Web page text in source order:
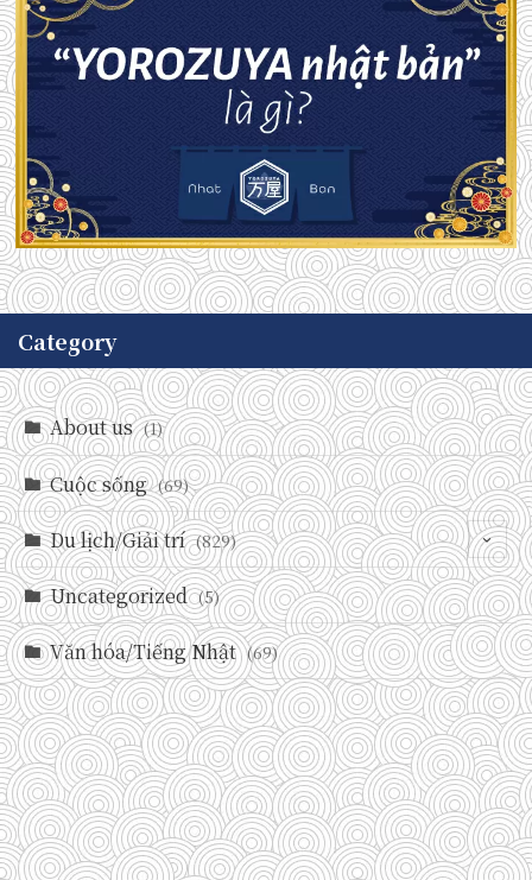
Category
About us (1)
Cuộc sống (69)
Du lịch/Giải trí (829)
(146)
(71)
(237)
(588)
(29)
(27)
Uncategorized (5)
Văn hóa/Tiếng Nhật (69)